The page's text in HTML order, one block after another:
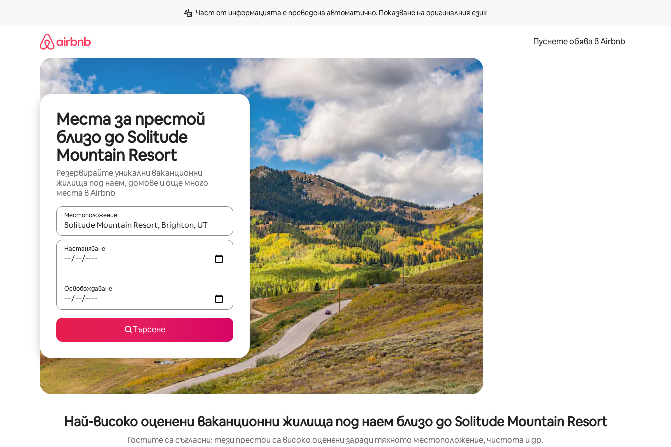
Част от информацията е преведена автоматично. Показване на оригиналния език
Пуснете обява в Airbnb
Места за престой
близо до Solitude
Mountain Resort
Резервирайте уникални ваканционни
жилища под наем, домове и още много
места в Airbnb
Местоположение
Когато резултатите се покажат, използвайте клавишите със стрелки нагоре и надолу или навигирайте с докосване или плъзгане.
Настаняване
Освобождаване
Търсене
Най-високо оценени ваканционни жилища под наем близо до Solitude Mountain Resort
Гостите са съгласни: тези престои са високо оценени заради тяхното местоположение, чистота и др.